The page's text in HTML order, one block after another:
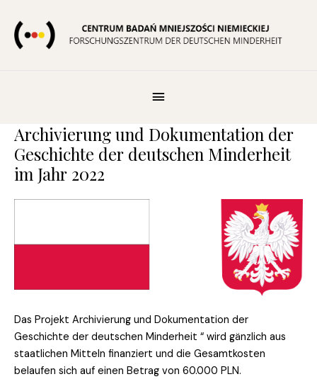
Inhalt
springen
Archivierung und Dokumentation der
Geschichte der deutschen Minderheit
im Jahr 2022
Das Projekt Archivierung und Dokumentation der
Geschichte der deutschen Minderheit “ wird gänzlich aus
staatlichen Mitteln finanziert und die Gesamtkosten
belaufen sich auf einen Betrag von 60.000 PLN.